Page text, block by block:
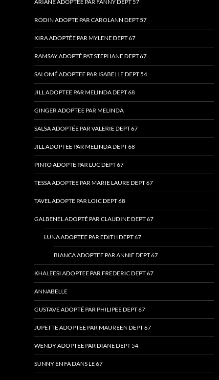
ARIANE ADOPTEE PAR FANNY DEPT 57
RODIN ADOPTE PAR CAROLANN DEPT 57
KIRA ADOPTÉE PAR MYLENE DEPT 67
RAMSAY ADOPTÉ PAT STEPHANE DEPT 67
SALOMÉ ADOPTEE PAR ISABELLE DEPT 54
JILL ADOPTEE PAR MELINDA DEPT 68
GINGER ADOPTEE PAR MELINDA
SALSA ADOPTÉE PAR VALERIE DEPT 67
JILL ADOPTEE PAR MELINDA DEPT 68
PINTO ADOPTE PAR LUC DEPT 67
TESSA ADOPTEE PAR MARIE LAURE DEPT 67
TAVEL ADOPTE PAR LOIC DEPT 68
GALBENEL ADOPTÉ PAR CLAUDINE DEPT 67
LUNA ADOPTEE PAR EDITH DEPT 67
BIANCA ADOPTEE PAR ANNIE DEPT 67
KHALEESI ADOPTEE PAR FREDERIC DEPT 67
ANNABELLE
GUSTAVE ADOPTÉ PAR PHILIPEE DEPT 67
JUPETTE ADOPTEE PAR MAUREEN DEPT 67
WENDY ADOPTEE PAR DIANE DEPT 54
SUNNY EN FA DANS LE 67